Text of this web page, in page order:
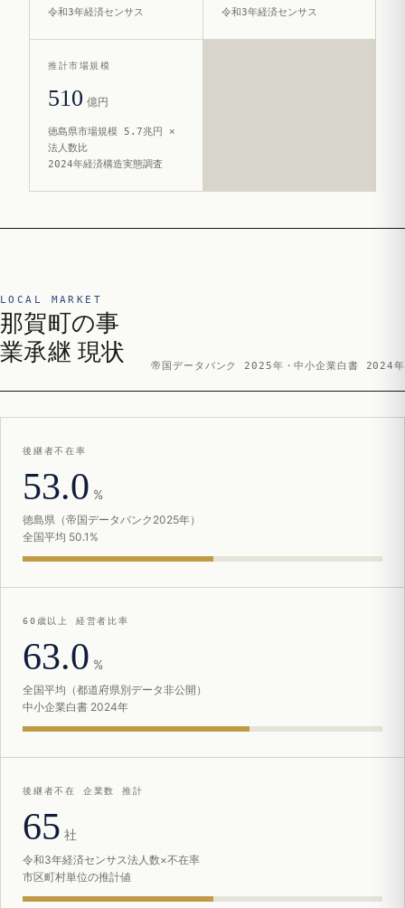
令和3年経済センサス 令和3年経済センサス
推計市場規模
510 億円
徳島県市場規模 5.7兆円 ×
法人数比
2024年経済構造実態調査
LOCAL MARKET
那賀町の事
業承継 現状
帝国データバンク 2025年・中小企業白書 2024年
後継者不在率
53.0 %
徳島県（帝国データバンク2025年）
全国平均 50.1%
60歳以上 経営者比率
63.0 %
全国平均（都道府県別データ非公開）
中小企業白書 2024年
後継者不在 企業数 推計
65 社
令和3年経済センサス法人数×不在率
市区町村単位の推計値